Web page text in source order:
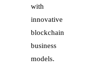
with
innovative
blockchain
business
models.